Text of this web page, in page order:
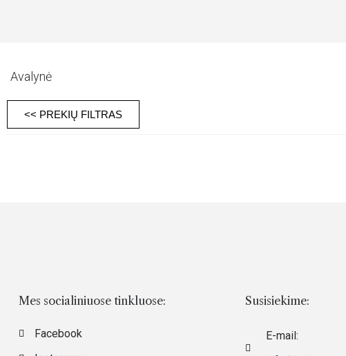
Avalynė
<< PREKIŲ FILTRAS
Mes socialiniuose tinkluose:
Facebook
Susisiekime:
E-mail: